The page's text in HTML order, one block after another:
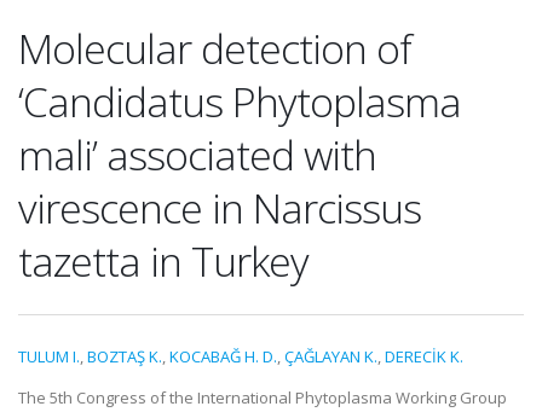
Molecular detection of
‘Candidatus Phytoplasma
mali’ associated with
virescence in Narcissus
tazetta in Turkey
TULUM I.,BOZTAŞ K.,KOCABAĞ H. D.,ÇAĞLAYAN K.,DERECİK K.
The 5th Congress of the International Phytoplasma Working Group